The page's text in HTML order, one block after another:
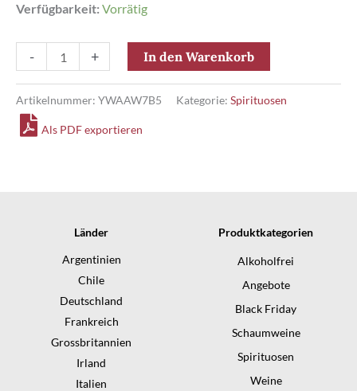
Verfügbarkeit: Vorrätig
-
Ardnamurchan
Single
Malt
+ In den Warenkorb
Artikelnummer: YWAAW7B5 Kategorie: Spirituosen
Als PDF exportieren
Länder
Argentinien
Chile
Deutschland
Frankreich
Grossbritannien
Irland
Italien
Produktkategorien
Alkoholfrei
Angebote
Black Friday
Schaumweine
Spirituosen
Weine